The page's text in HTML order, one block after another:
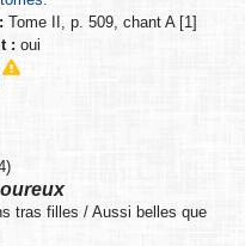
Tome II, p. 509, chant A [1]
: oui
tras filles / Aussi belles que